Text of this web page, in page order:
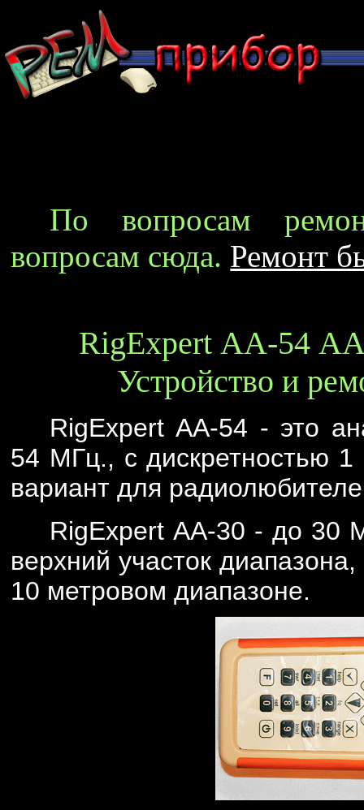
По вопросам
вопросам сюда. Ремонт
RigExpert АА-54
Устройство и
RigExpert АА-54 - это
54 МГц., с дискретностью
вариант для
RigExpert АА-30 - до 30
верхний участок
10 метровом диапазоне.